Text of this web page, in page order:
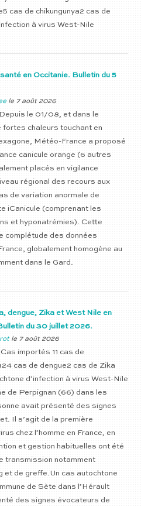
cas de chikungunya2 cas de
à virus West-Nile
en Occitanie. Bulletin du 5
le 7 août 2026
le 01/08, et dans le
fortes chaleurs touchant en
Météo-France a proposé
canicule orange (6 autres
placés en vigilance
régional des recours aux
de variation anormale de
iCanicule (comprenant les
et hyponatrémies). Cette
complétude des données
globalement homogène au
dans le Gard.
dengue, Zika et West Nile en
du 30 juillet 2026.
le 7 août 2026
importés 11 cas de
cas de dengue2 cas de Zika
d’infection à virus West-Nile
de Perpignan (66) dans les
avait présenté des signes
Il s’agit de la première
chez l’homme en France, en
et gestion habituelles ont été
transmission notamment
et de greffe.Un cas autochtone
de Sète dans l’Hérault
des signes évocateurs de